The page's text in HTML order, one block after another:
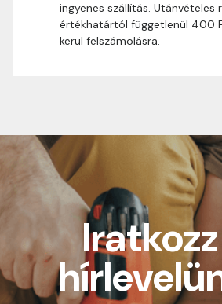
ingyenes szállítás. Utánvételes
értékhatártól függetlenül 400
kerül felszámolásra.